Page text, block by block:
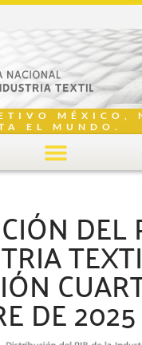
MÉXICO,
EL MUNDO.
DEL
DE 2025